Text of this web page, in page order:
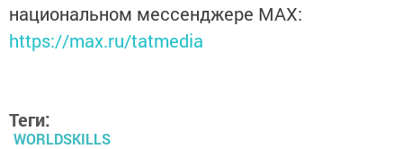
национальном мессенджере MАХ:
https://max.ru/tatmedia
Теги:
WORLDSKILLS